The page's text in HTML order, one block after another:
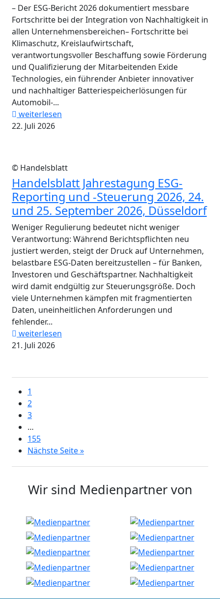
– Der ESG-Bericht 2026 dokumentiert messbare
Fortschritte bei der Integration von Nachhaltigkeit in
allen Unternehmensbereichen– Fortschritte bei
Klimaschutz, Kreislaufwirtschaft,
verantwortungsvoller Beschaffung sowie Förderung
und Qualifizierung der Mitarbeitenden Exide
Technologies, ein führender Anbieter innovativer
und nachhaltiger Batteriespeicherlösungen für
Automobil-...
weiterlesen
22. Juli 2026
© Handelsblatt
Handelsblatt Jahrestagung ESG-
Reporting und -Steuerung 2026, 24.
und 25. September 2026, Düsseldorf
Weniger Regulierung bedeutet nicht weniger
Verantwortung: Während Berichtspflichten neu
justiert werden, steigt der Druck auf Unternehmen,
belastbare ESG-Daten bereitzustellen – für Banken,
Investoren und Geschäftspartner. Nachhaltigkeit
wird damit endgültig zur Steuerungsgröße. Doch
viele Unternehmen kämpfen mit fragmentierten
Daten, uneinheitlichen Anforderungen und
fehlender...
weiterlesen
21. Juli 2026
1
2
3
…
155
Nächste Seite »
Wir sind Medienpartner von